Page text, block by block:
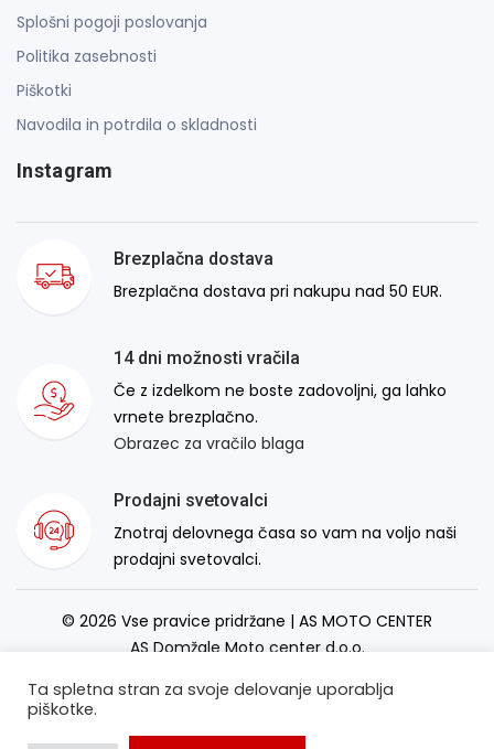
Splošni pogoji poslovanja
Politika zasebnosti
Piškotki
Navodila in potrdila o skladnosti
Instagram
Brezplačna dostava
Brezplačna dostava pri nakupu nad 50 EUR.
14 dni možnosti vračila
Če z izdelkom ne boste zadovoljni, ga lahko
vrnete brezplačno.
Obrazec za vračilo blaga
Prodajni svetovalci
Znotraj delovnega časa so vam na voljo naši
prodajni svetovalci.
© 2026 Vse pravice pridržane | AS MOTO CENTER
AS Domžale Moto center d.o.o.
Ta spletna stran za svoje delovanje uporablja
piškotke.